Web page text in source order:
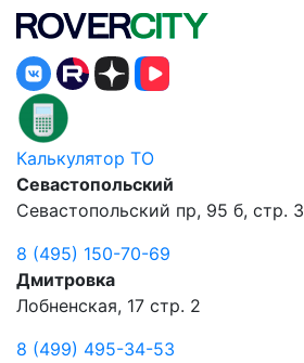
Калькулятор ТО
Севастопольский
Севастопольский пр, 95 б, стр. 3
8 (495) 150-70-69
Дмитровка
Лобненская, 17 стр. 2
8 (499) 495-34-53